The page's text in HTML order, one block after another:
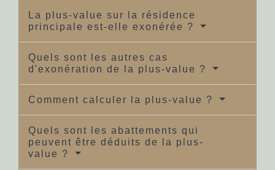
La plus-value sur la résidence
principale est-elle exonérée ?
Quels sont les autres cas
d'exonération de la plus-value ?
Comment calculer la plus-value ?
Quels sont les abattements qui
peuvent être déduits de la plus-
value ?